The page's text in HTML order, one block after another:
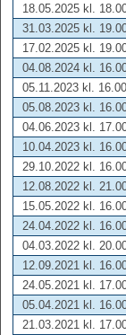
18.05.2025 kl.
31.03.2025 kl.
17.02.2025 kl.
04.08.2024 kl.
05.11.2023 kl. 16.00
05.08.2023 kl.
04.06.2023 kl.
10.04.2023 kl.
29.10.2022 kl.
12.08.2022 kl.
15.05.2022 kl.
24.04.2022 kl.
04.03.2022 kl.
12.09.2021 kl.
24.05.2021 kl.
05.04.2021 kl.
21.03.2021 kl.